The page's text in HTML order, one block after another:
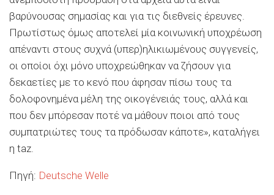
βαρύνουσας σημασίας και για τις διεθνείς έρευνες.
Πρωτίστως όμως αποτελεί μία κοινωνική υποχρέωση
απέναντι στους συχνά (υπερ)ηλικιωμένους συγγενείς,
οι οποίοι όχι μόνο υποχρεώθηκαν να ζήσουν για
δεκαετίες με το κενό που άφησαν πίσω τους τα
δολοφονημένα μέλη της οικογένειάς τους, αλλά και
που δεν μπόρεσαν ποτέ να μάθουν ποιοι από τους
συμπατριώτες τους τα πρόδωσαν κάποτε», καταλήγει
η taz.
Πηγή: Deutsche Welle